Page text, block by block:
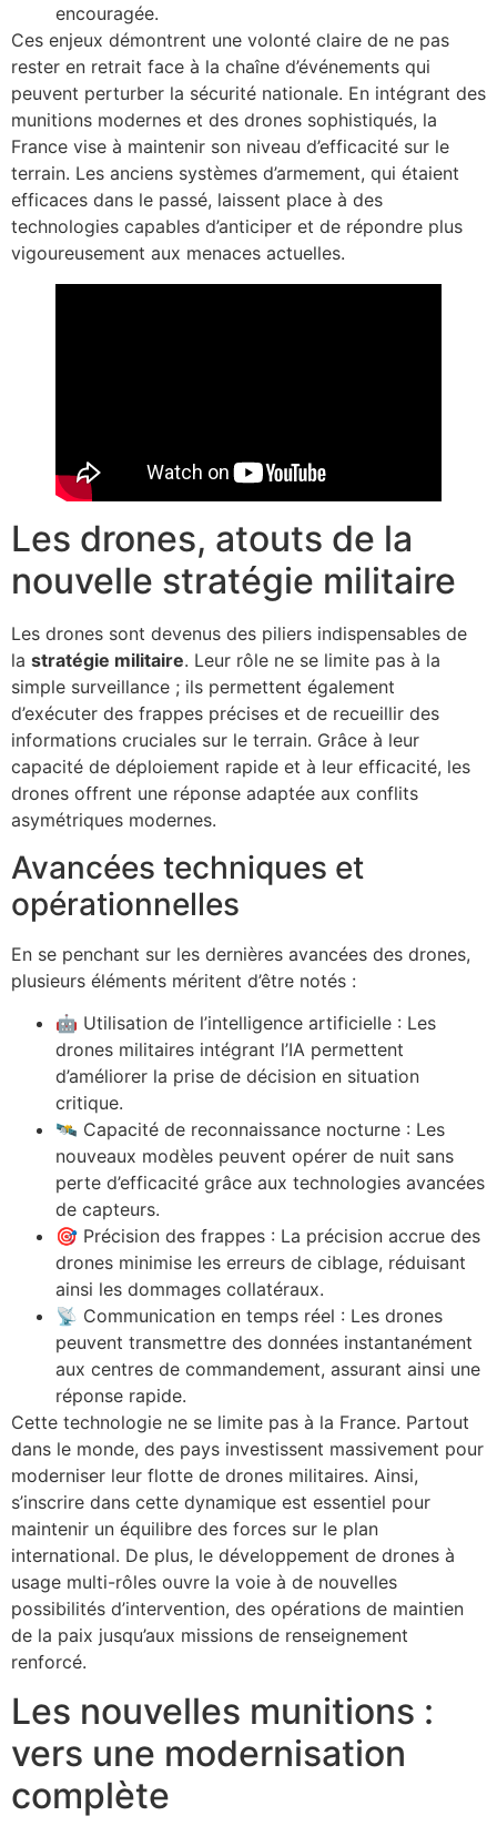
encouragée.
Ces enjeux démontrent une volonté claire de ne pas
rester en retrait face à la chaîne d’événements qui
peuvent perturber la sécurité nationale. En intégrant des
munitions modernes et des drones sophistiqués, la
France vise à maintenir son niveau d’efficacité sur le
terrain. Les anciens systèmes d’armement, qui étaient
efficaces dans le passé, laissent place à des
technologies capables d’anticiper et de répondre plus
vigoureusement aux menaces actuelles.
Les drones, atouts de la
nouvelle stratégie militaire
Les drones sont devenus des piliers indispensables de
la stratégie militaire. Leur rôle ne se limite pas à la
simple surveillance ; ils permettent également
d’exécuter des frappes précises et de recueillir des
informations cruciales sur le terrain. Grâce à leur
capacité de déploiement rapide et à leur efficacité, les
drones offrent une réponse adaptée aux conflits
asymétriques modernes.
Avancées techniques et
opérationnelles
En se penchant sur les dernières avancées des drones,
plusieurs éléments méritent d’être notés :
🤖 Utilisation de l’intelligence artificielle : Les
drones militaires intégrant l’IA permettent
d’améliorer la prise de décision en situation
critique.
🛰 Capacité de reconnaissance nocturne : Les
nouveaux modèles peuvent opérer de nuit sans
perte d’efficacité grâce aux technologies avancées
de capteurs.
🎯 Précision des frappes : La précision accrue des
drones minimise les erreurs de ciblage, réduisant
ainsi les dommages collatéraux.
📡 Communication en temps réel : Les drones
peuvent transmettre des données instantanément
aux centres de commandement, assurant ainsi une
réponse rapide.
Cette technologie ne se limite pas à la France. Partout
dans le monde, des pays investissent massivement pour
moderniser leur flotte de drones militaires. Ainsi,
s’inscrire dans cette dynamique est essentiel pour
maintenir un équilibre des forces sur le plan
international. De plus, le développement de drones à
usage multi-rôles ouvre la voie à de nouvelles
possibilités d’intervention, des opérations de maintien
de la paix jusqu’aux missions de renseignement
renforcé.
Les nouvelles munitions :
vers une modernisation
complète